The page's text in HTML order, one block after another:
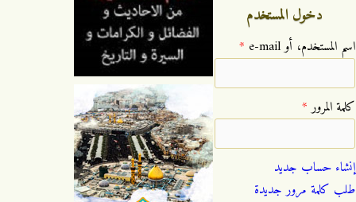
دخول المستخدم
‏اسم المستخدم، أو e-mail ‏ *
‏كلمة المرور ‏*
إنشاء حساب جديد
طلب كلمة مرور جديدة